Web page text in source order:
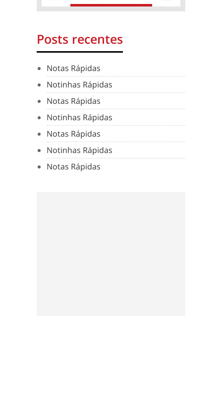
Posts recentes
Notas Rápidas
Notinhas Rápidas
Notas Rápidas
Notinhas Rápidas
Notas Rápidas
Notinhas Rápidas
Notas Rápidas